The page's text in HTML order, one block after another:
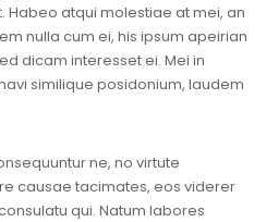
atqui molestiae at mei, an
nulla cum ei, his ipsum apeirian
dicam interesset ei. Mei in
similique posidonium, laudem
ne, no virtute
causae tacimates, eos viderer
qui. Natum labores